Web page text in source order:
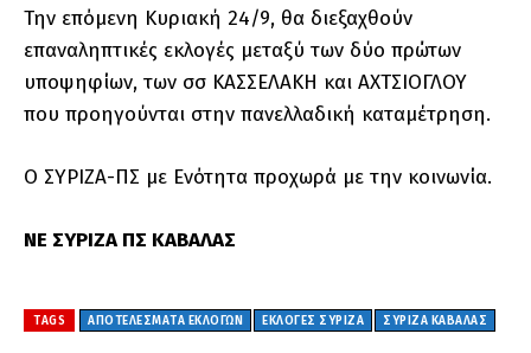
Την επόμενη Κυριακή 24/9, θα διεξαχθούν
επαναληπτικές εκλογές μεταξύ των δύο πρώτων
υποψηφίων, των σσ ΚΑΣΣΕΛΑΚΗ και ΑΧΤΣΙΟΓΛΟΥ
που προηγούνται στην πανελλαδική καταμέτρηση.
Ο ΣΥΡΙΖΑ-ΠΣ με Ενότητα προχωρά με την κοινωνία.
ΝΕ ΣΥΡΙΖΑ ΠΣ ΚΑΒΑΛΑΣ
TAGS ΑΠΟΤΕΛΕΣΜΑΤΑ ΕΚΛΟΓΩΝ ΕΚΛΟΓΕΣ ΣΥΡΙΖΑ ΣΥΡΙΖΑ ΚΑΒΑΛΑΣ